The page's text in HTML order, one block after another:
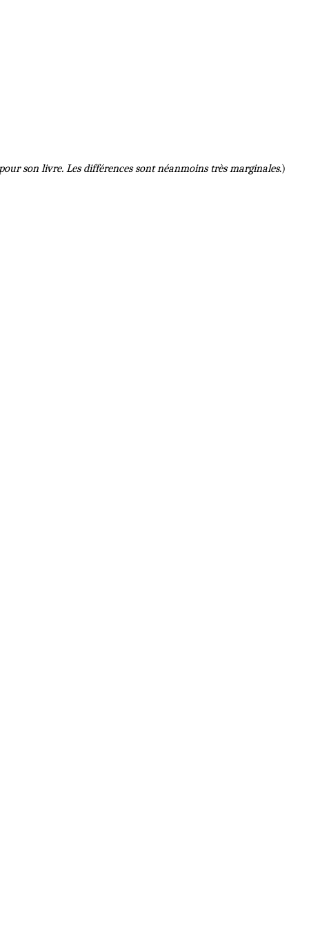
son livre. Les différences sont néanmoins très marginales.)